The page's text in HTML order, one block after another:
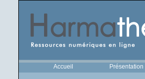
Accueil Présentation